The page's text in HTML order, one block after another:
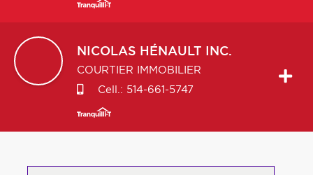
NICOLAS HÉNAULT INC.
COURTIER IMMOBILIER
Cell.: 514-661-5747